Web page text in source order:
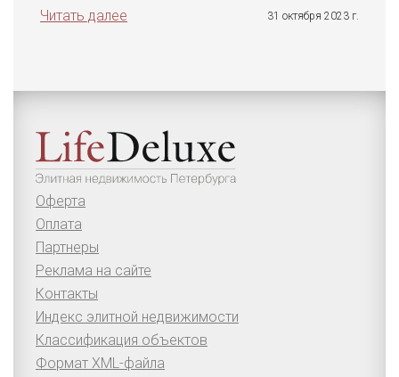
Читать далее
31 октября 2023 г.
Оферта
Оплата
Партнеры
Реклама на сайте
Контакты
Индекс элитной недвижимости
Классификация объектов
Формат XML-файла